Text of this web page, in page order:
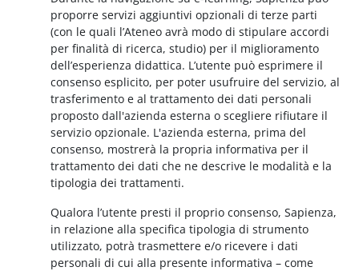
proporre servizi aggiuntivi opzionali di terze parti
(con le quali l’Ateneo avrà modo di stipulare accordi
per finalità di ricerca, studio) per il miglioramento
dell’esperienza didattica. L’utente può esprimere il
consenso esplicito, per poter usufruire del servizio, al
trasferimento e al trattamento dei dati personali
proposto dall'azienda esterna o scegliere rifiutare il
servizio opzionale. L'azienda esterna, prima del
consenso, mostrerà la propria informativa per il
trattamento dei dati che ne descrive le modalità e la
tipologia dei trattamenti.
Qualora l’utente presti il proprio consenso, Sapienza,
in relazione alla specifica tipologia di strumento
utilizzato, potrà trasmettere e/o ricevere i dati
personali di cui alla presente informativa – come